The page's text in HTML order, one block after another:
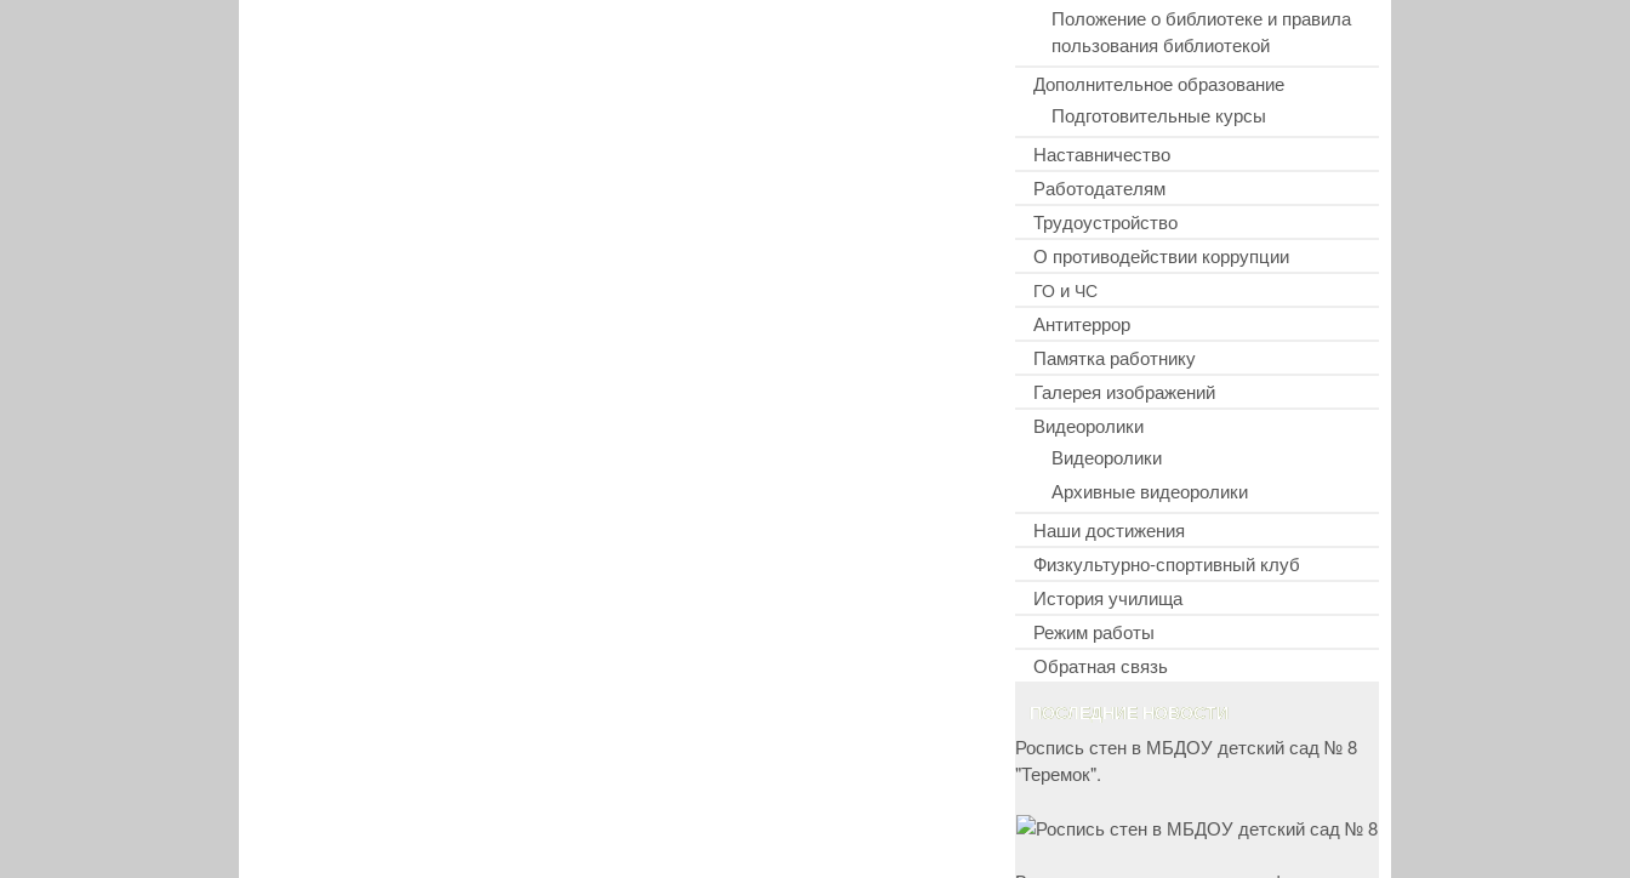
Положение о библиотеке и правила
пользования библиотекой
Дополнительное образование
Подготовительные курсы
Наставничество
Работодателям
Трудоустройство
О противодействии коррупции
ГО и ЧС
Антитеррор
Памятка работнику
Галерея изображений
Видеоролики
Видеоролики
Архивные видеоролики
Наши достижения
Физкультурно-спортивный клуб
История училища
Режим работы
Обратная связь
ПОСЛЕДНИЕ НОВОСТИ
Роспись стен в МБДОУ детский сад № 8
"Теремок".